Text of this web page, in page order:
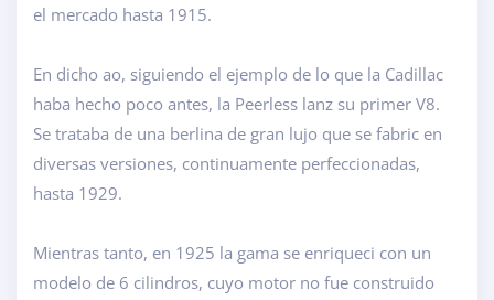
el mercado hasta 1915.
En dicho ao, siguiendo el ejemplo de lo que la Cadillac
haba hecho poco antes, la Peerless lanz su primer V8.
Se trataba de una berlina de gran lujo que se fabric en
diversas versiones, continuamente perfeccionadas,
hasta 1929.
Mientras tanto, en 1925 la gama se enriqueci con un
modelo de 6 cilindros, cuyo motor no fue construido